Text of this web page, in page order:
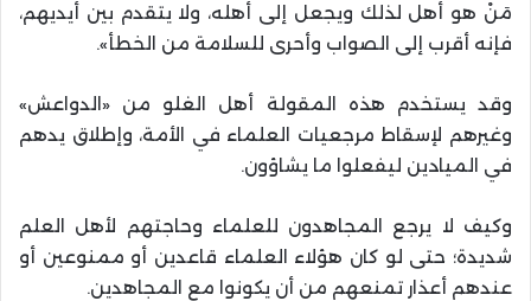
مَنْ هو أهل لذلك ويجعل إلى أهله، ولا يتقدم بين أيديهم،
فإنه أقرب إلى الصواب وأحرى للسلامة من الخطأ».
وقد يستخدم هذه المقولة أهل الغلو من «الدواعش»
وغيرهم لإسقاط مرجعيات العلماء في الأمة، وإطلاق يدهم
في الميادين ليفعلوا ما يشاؤون.
وكيف لا يرجع المجاهدون للعلماء وحاجتهم لأهل العلم
شديدة؛ حتى لو كان هؤلاء العلماء قاعدين أو ممنوعين أو
عندهم أعذار تمنعهم من أن يكونوا مع المجاهدين.